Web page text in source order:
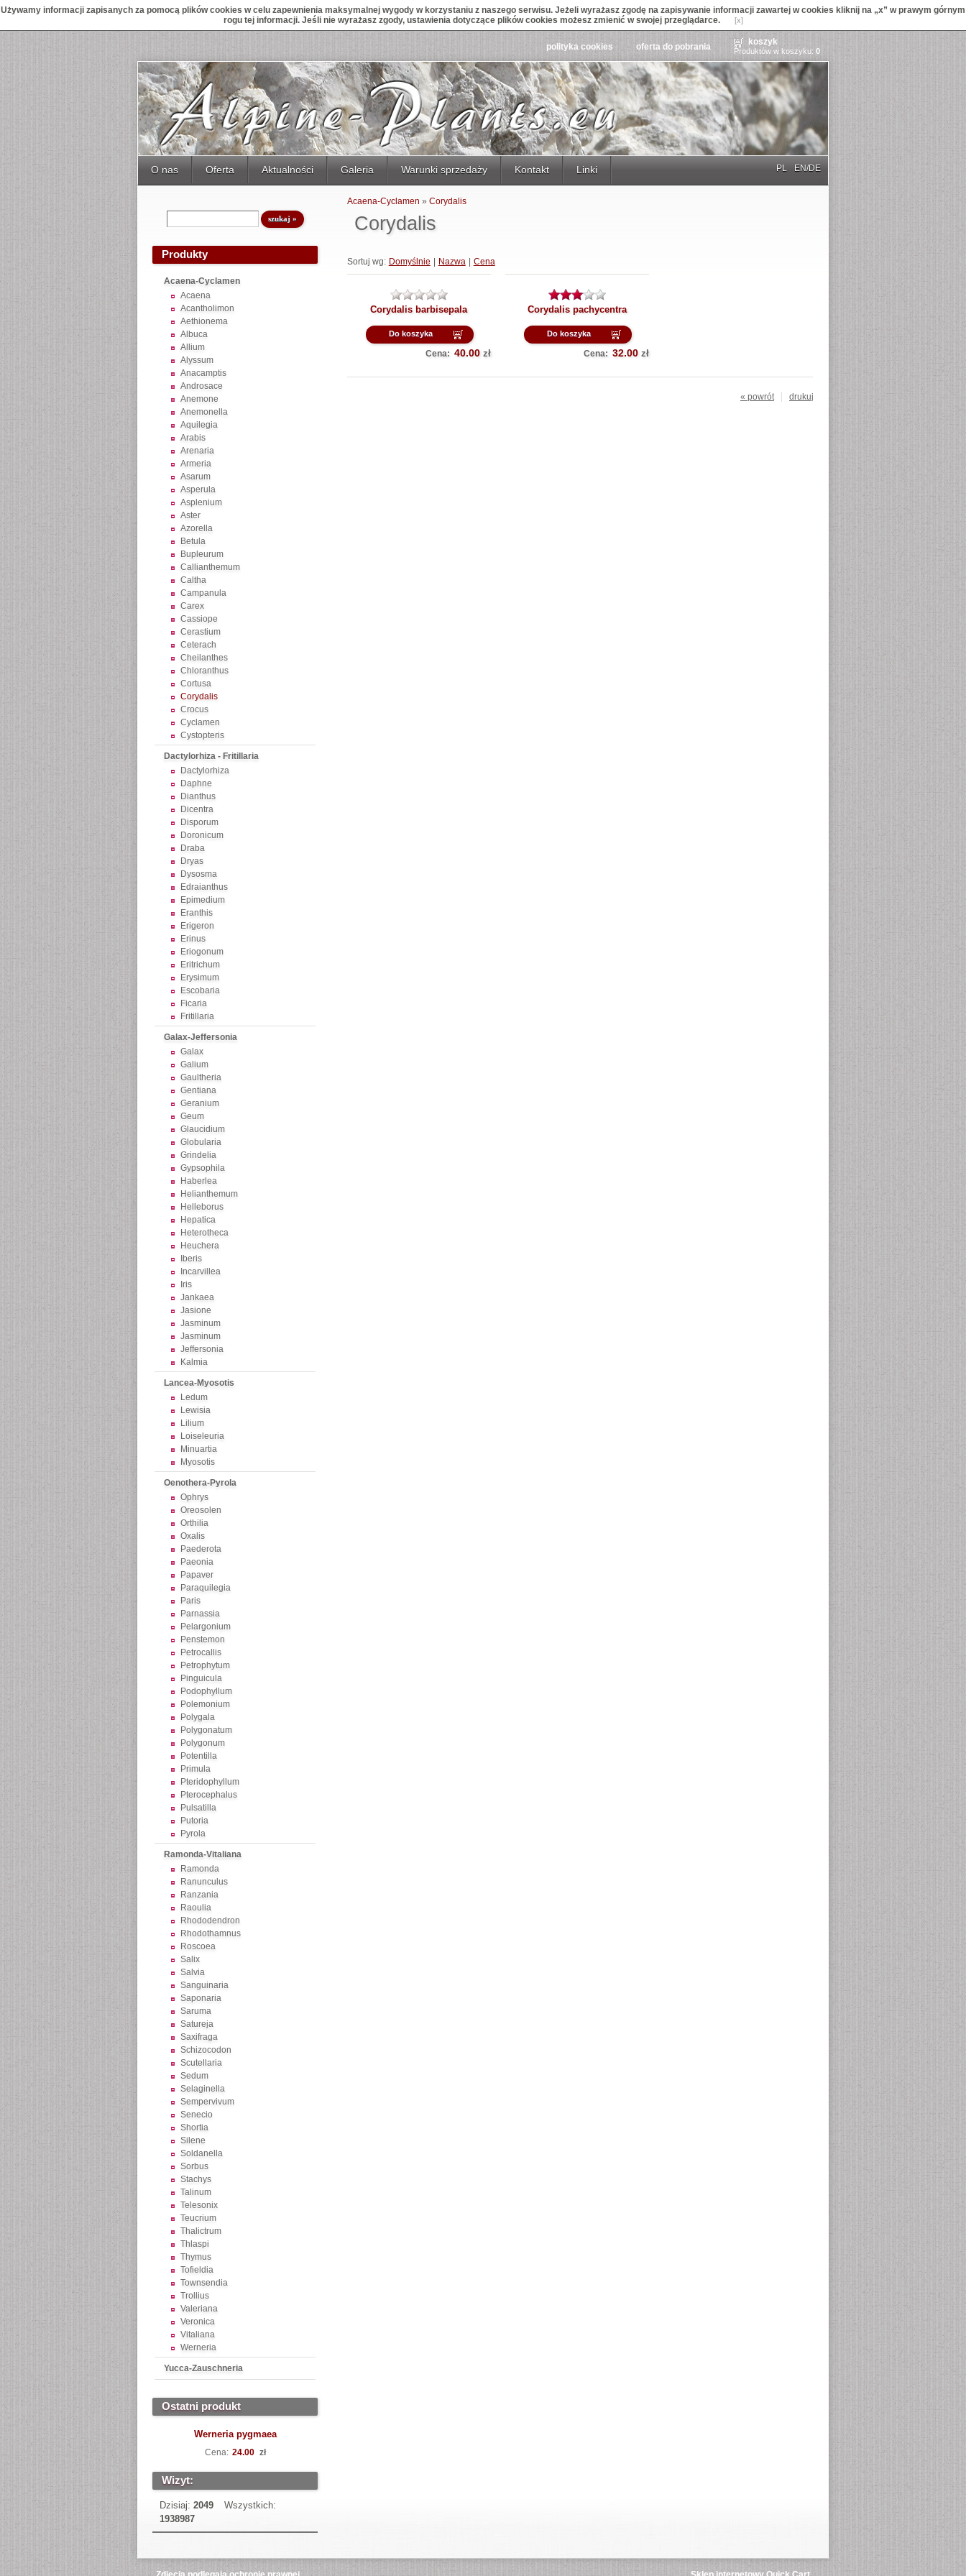
Używamy informacji zapisanych za pomocą plików cookies w celu zapewnienia maksymalnej wygody w korzystaniu z naszego serwisu. Jeżeli wyrażasz zgodę na zapisywanie informacji zawartej w cookies kliknij na „x” w prawym górnym
rogu tej informacji. Jeśli nie wyrażasz zgody, ustawienia dotyczące plików cookies możesz zmienić w swojej przeglądarce.
[x]
polityka cookies oferta do pobrania koszyk
Produktów w koszyku: 0
O nas Oferta Aktualności Galeria Warunki sprzedaży Kontakt Linki EN/DE
PL
Produkty
Acaena-Cyclamen
Acaena
Acantholimon
Aethionema
Albuca
Allium
Alyssum
Anacamptis
Androsace
Anemone
Anemonella
Aquilegia
Arabis
Arenaria
Armeria
Asarum
Asperula
Asplenium
Aster
Azorella
Betula
Bupleurum
Callianthemum
Caltha
Campanula
Carex
Cassiope
Cerastium
Ceterach
Cheilanthes
Chloranthus
Cortusa
Corydalis
Crocus
Cyclamen
Cystopteris
Dactylorhiza - Fritillaria
Dactylorhiza
Daphne
Dianthus
Dicentra
Disporum
Doronicum
Draba
Dryas
Dysosma
Edraianthus
Epimedium
Eranthis
Erigeron
Erinus
Eriogonum
Eritrichum
Erysimum
Escobaria
Ficaria
Fritillaria
Galax-Jeffersonia
Galax
Galium
Gaultheria
Gentiana
Geranium
Geum
Glaucidium
Globularia
Grindelia
Gypsophila
Haberlea
Helianthemum
Helleborus
Hepatica
Heterotheca
Heuchera
Iberis
Incarvillea
Iris
Jankaea
Jasione
Jasminum
Jasminum
Jeffersonia
Kalmia
Lancea-Myosotis
Ledum
Lewisia
Lilium
Loiseleuria
Minuartia
Myosotis
Oenothera-Pyrola
Ophrys
Oreosolen
Orthilia
Oxalis
Paederota
Paeonia
Papaver
Paraquilegia
Paris
Parnassia
Pelargonium
Penstemon
Petrocallis
Petrophytum
Pinguicula
Podophyllum
Polemonium
Polygala
Polygonatum
Polygonum
Potentilla
Primula
Pteridophyllum
Pterocephalus
Pulsatilla
Putoria
Pyrola
Ramonda-Vitaliana
Ramonda
Ranunculus
Ranzania
Raoulia
Rhododendron
Rhodothamnus
Roscoea
Salix
Salvia
Sanguinaria
Saponaria
Saruma
Satureja
Saxifraga
Schizocodon
Scutellaria
Sedum
Selaginella
Sempervivum
Senecio
Shortia
Silene
Soldanella
Sorbus
Stachys
Talinum
Telesonix
Teucrium
Thalictrum
Thlaspi
Thymus
Tofieldia
Townsendia
Trollius
Valeriana
Veronica
Vitaliana
Werneria
Yucca-Zauschneria
Ostatni produkt
Werneria pygmaea
Cena: 24.00 zł
Wizyt:
Dzisiaj: 2049
Wszystkich:
1938987
Corydalis
Acaena-Cyclamen » Corydalis
Sortuj wg: Domyślnie Nazwa Cena
Corydalis barbisepala
Do koszyka
Cena: 40.00 zł
Corydalis pachycentra
Do koszyka
Cena: 32.00 zł
drukuj
« powrót